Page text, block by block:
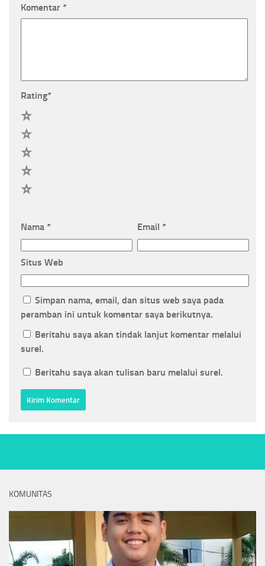
Komentar *
Rating*
Nama * Email *
Situs Web
Simpan nama, email, dan situs web saya pada
peramban ini untuk komentar saya berikutnya.
Beritahu saya akan tindak lanjut komentar melalui
surel.
Beritahu saya akan tulisan baru melalui surel.
KOMUNITAS